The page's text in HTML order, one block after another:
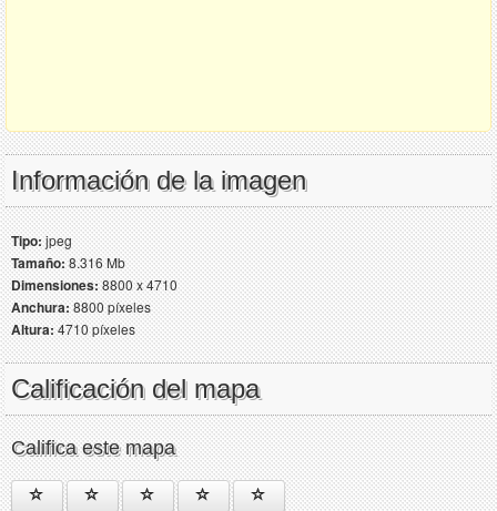
Información de la imagen
Tipo:jpeg
Tamaño:8.316 Mb
Dimensiones:8800 x 4710
Anchura:8800 píxeles
Altura:4710 píxeles
Calificación del mapa
Califica este mapa